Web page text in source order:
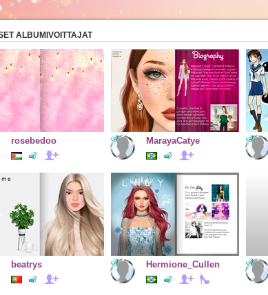
ALBUMIVOITTAJAT
rosebedoo MarayaCatye
beatrys Hermione_Cullen